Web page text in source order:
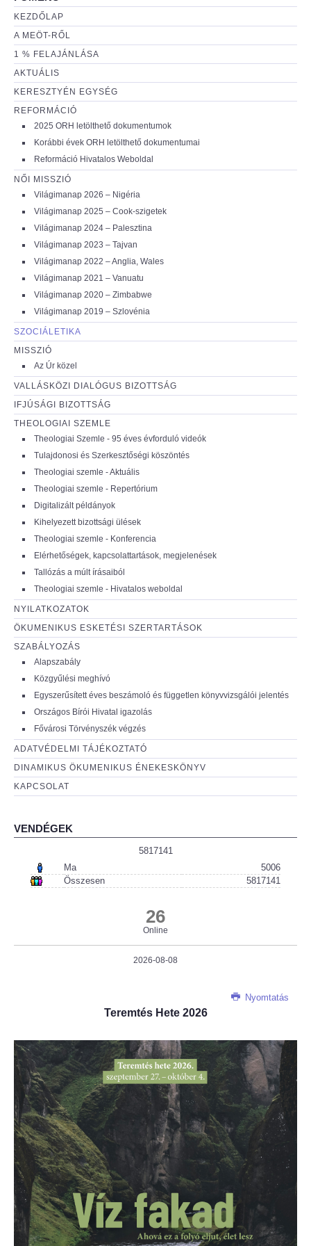
KEZDŐLAP
A MEÖT-RŐL
1 % FELAJÁNLÁSA
AKTUÁLIS
KERESZTYÉN EGYSÉG
REFORMÁCIÓ
2025 ORH letölthető dokumentumok
Korábbi évek ORH letölthető dokumentumai
Reformáció Hivatalos Weboldal
NŐI MISSZIÓ
Világimanap 2026 – Nigéria
Világimanap 2025 – Cook-szigetek
Világimanap 2024 – Palesztina
Világimanap 2023 – Tajvan
Világimanap 2022 – Anglia, Wales
Világimanap 2021 – Vanuatu
Világimanap 2020 – Zimbabwe
Világimanap 2019 – Szlovénia
SZOCIÁLETIKA
MISSZIÓ
Az Úr közel
VALLÁSKÖZI DIALÓGUS BIZOTTSÁG
IFJÚSÁGI BIZOTTSÁG
THEOLOGIAI SZEMLE
Theologiai Szemle - 95 éves évforduló videók
Tulajdonosi és Szerkesztőségi köszöntés
Theologiai szemle - Aktuális
Theologiai szemle - Repertórium
Digitalizált példányok
Kihelyezett bizottsági ülések
Theologiai szemle - Konferencia
Elérhetőségek, kapcsolattartások, megjelenések
Tallózás a múlt írásaiból
Theologiai szemle - Hivatalos weboldal
NYILATKOZATOK
ÖKUMENIKUS ESKETÉSI SZERTARTÁSOK
SZABÁLYOZÁS
Alapszabály
Közgyűlési meghívó
Egyszerűsített éves beszámoló és független könyvvizsgálói jelentés
Országos Bírói Hivatal igazolás
Fővárosi Törvényszék végzés
ADATVÉDELMI TÁJÉKOZTATÓ
DINAMIKUS ÖKUMENIKUS ÉNEKESKÖNYV
KAPCSOLAT
VENDÉGEK
5817141
Ma
5006
Összesen
5817141
26
Online
2026-08-08
Nyomtatás
Teremtés Hete 2026